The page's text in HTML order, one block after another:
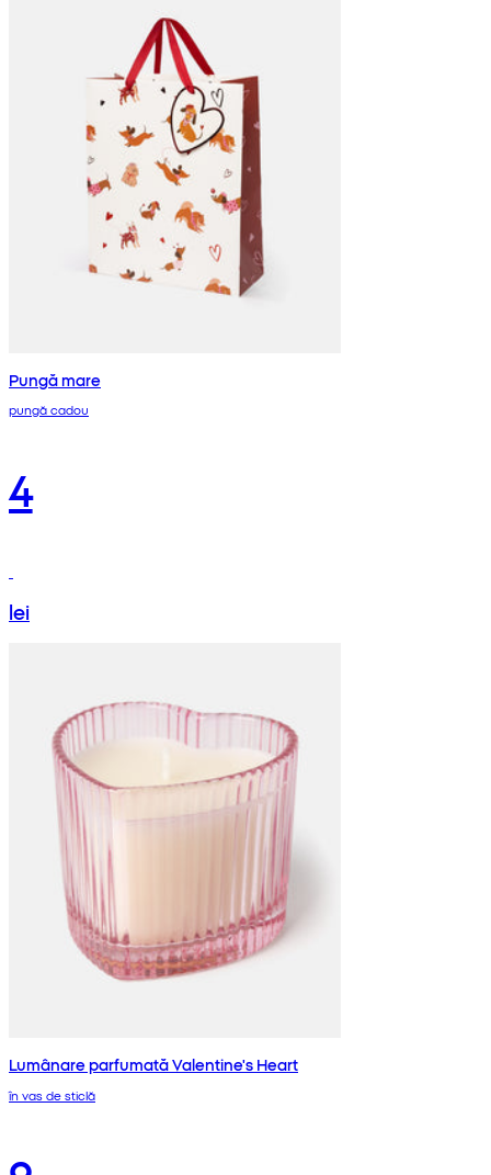
Pungă mare
pungă cadou
4
lei
Lumânare parfumată Valentine's Heart
în vas de sticlă